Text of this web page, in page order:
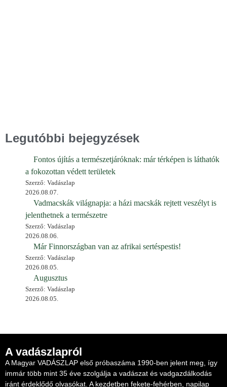
Legutóbbi bejegyzések
Fontos újítás a természetjáróknak: már térképen is láthatók
a fokozottan védett területek
Szerző: Vadászlap
2026.08.07.
Vadmacskák világnapja: a házi macskák rejtett veszélyt is
jelenthetnek a természetre
Szerző: Vadászlap
2026.08.06.
Már Finnországban van az afrikai sertéspestis!
Szerző: Vadászlap
2026.08.05.
Augusztus
Szerző: Vadászlap
2026.08.05.
A vadászlapról
A Magyar VADÁSZLAP első próbaszáma 1990-ben jelent meg, így
immár több mint 35 éve szolgálja a vadászat és vadgazdálkodás
iránt érdeklődő olvasókat. A kezdetben fekete-fehérben, napilap